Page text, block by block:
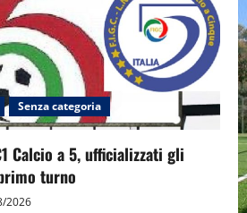
Senza categoria
Calcio a 5, ufficializzati gli
turno
2026